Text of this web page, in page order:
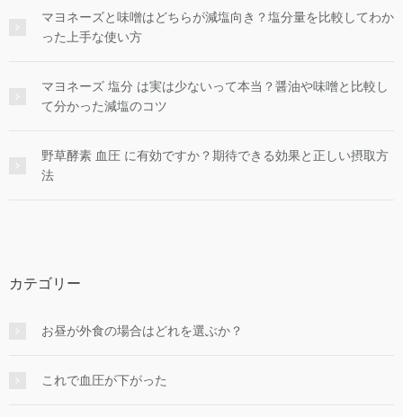
マヨネーズと味噌はどちらが減塩向き？塩分量を比較してわか
った上手な使い方
マヨネーズ 塩分 は実は少ないって本当？醤油や味噌と比較し
て分かった減塩のコツ
野草酵素 血圧 に有効ですか？期待できる効果と正しい摂取方
法
カテゴリー
お昼が外食の場合はどれを選ぶか？
これで血圧が下がった